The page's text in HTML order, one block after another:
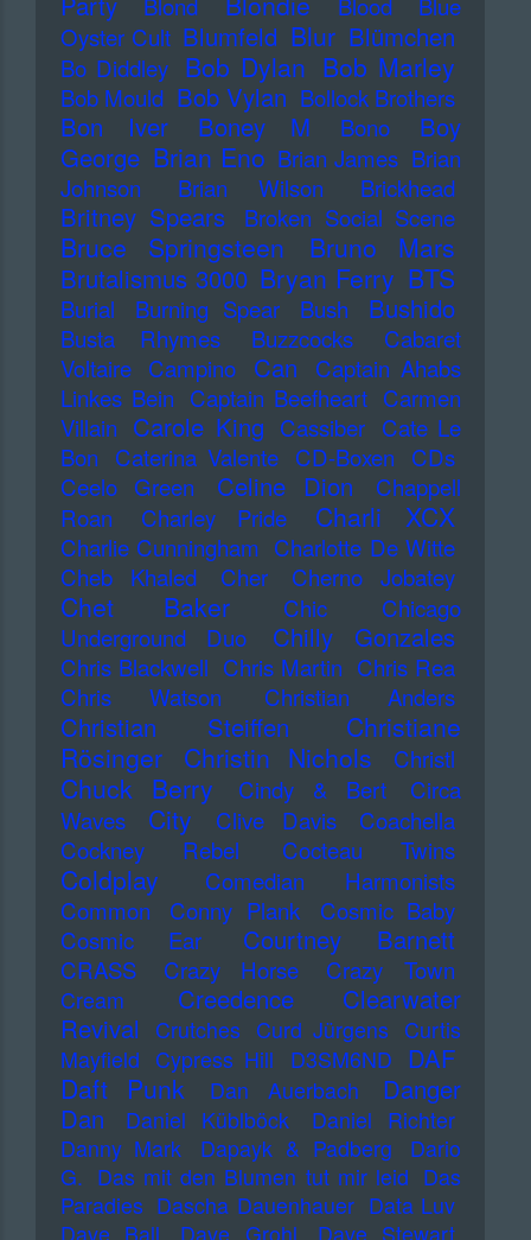
Blond Blood
Blue
Oyster Cult Blumfeld Blur Blümchen
Bo Diddley Bob Dylan Bob Marley
Bob Mould Bob Vylan Bollock Brothers
Bon Iver Boney M Bono
Boy
George Brian Eno Brian James Brian
Johnson
Brian Wilson Brickhead
Britney Spears Broken Social Scene
Bruce Springsteen Bruno Mars
Brutalismus 3000 Bryan Ferry BTS
Burial Burning Spear Bush Bushido
Busta Rhymes Buzzcocks
Cabaret
Voltaire Campino Can
Captain Ahabs
Linkes Bein Captain Beefheart Carmen
Villain Carole King Cassiber Cate Le
Bon
Caterina Valente CD-Boxen
CDs
Ceelo Green
Celine Dion
Chappell
Roan
Charley Pride Charli XCX
Charlie Cunningham Charlotte De Witte
Cheb Khaled
Cher Cherno Jobatey
Chet Baker Chic
Chicago
Underground Duo
Chilly Gonzales
Chris Blackwell Chris Martin Chris Rea
Chris Watson
Christian Anders
Christian Steiffen
Christiane
Rösinger
Christin Nichols Christl
Chuck Berry Cindy & Bert
Circa
Waves
City Clive Davis
Coachella
Cockney Rebel
Cocteau Twins
Coldplay
Comedian Harmonists
Common
Conny Plank
Cosmic Baby
Cosmic Ear
Courtney Barnett
CRASS Crazy Horse Crazy Town
Cream
Creedence Clearwater
Revival
Crutches Curd Jürgens Curtis
Mayfield Cypress Hill D3SM6ND DAF
Daft Punk Dan Auerbach
Danger
Dan
Daniel Küblböck
Daniel Richter
Danny Mark
Dapayk & Padberg
Dario
G. Das mit den Blumen tut mir leid Das
Paradies Dascha Dauenhauer Data Luv
Dave Ball
Dave Grohl Dave Stewart